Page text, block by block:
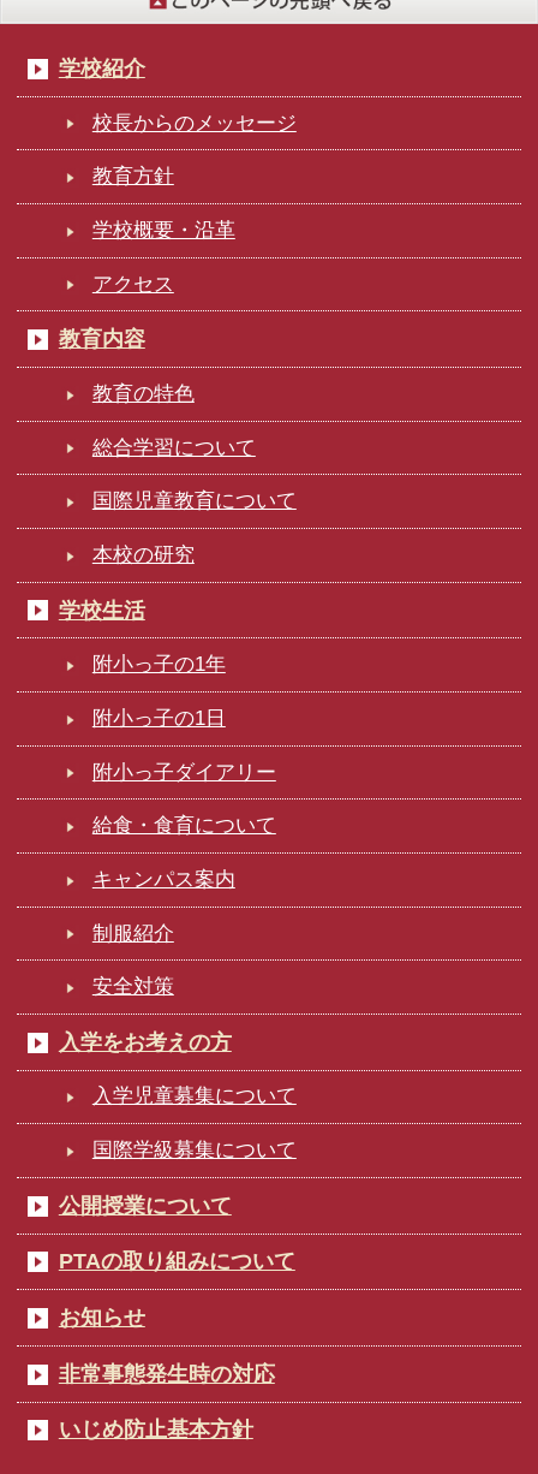
学校紹介
校長からのメッセージ
教育方針
学校概要・沿革
アクセス
教育内容
教育の特色
総合学習について
国際児童教育について
本校の研究
学校生活
附小っ子の1年
附小っ子の1日
附小っ子ダイアリー
給食・食育について
キャンパス案内
制服紹介
安全対策
入学をお考えの方
入学児童募集について
国際学級募集について
公開授業について
PTAの取り組みについて
お知らせ
非常事態発生時の対応
いじめ防止基本方針